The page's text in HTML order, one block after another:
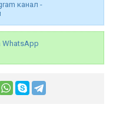
канал -
WhatsApp